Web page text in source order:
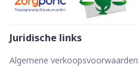
Juridische links
Algemene verkoopsvoorwaarden